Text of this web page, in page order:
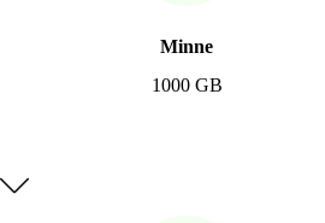
Minne
1000 GB